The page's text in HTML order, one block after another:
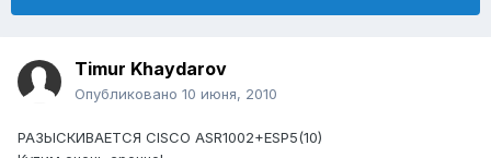
Timur Khaydarov
Опубликовано 10 июня, 2010
РАЗЫСКИВАЕТСЯ CISCO ASR1002+ESP5(10)